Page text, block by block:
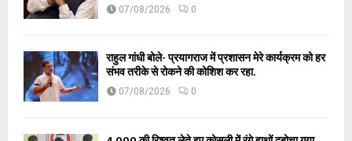
07/08/2026 0
राहुल गांधी बोले- प्रयागराज में प्रशासन मेरे कार्यक्रम को हर
संभव तरीके से रोकने की कोशिश कर रहा.
07/08/2026 0